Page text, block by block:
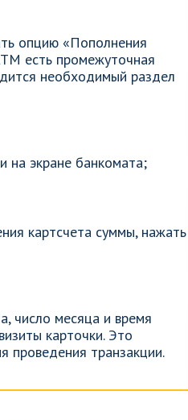
опцию «Пополнения
есть промежуточная
необходимый раздел
на экране банкомата;
картсчета суммы, нажать
число месяца и время
карточки. Это
проведения транзакции.